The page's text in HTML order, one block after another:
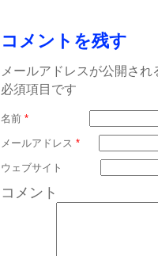
コメントを残す
メールアドレスが公開さ
必須項目です
名前 *
メールアドレス *
ウェブサイト
コメント